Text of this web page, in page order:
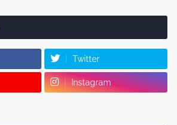
Twitter
Instagram